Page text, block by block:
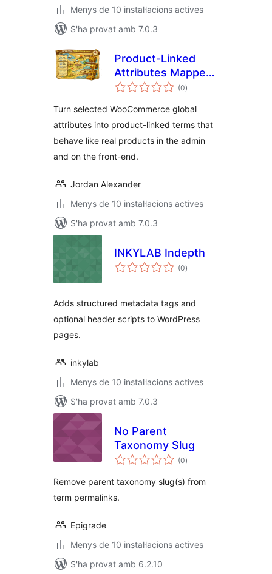
Menys de 10 instal·lacions actives
S'ha provat amb 7.0.3
Product-Linked
Attributes Mapper
for WooCommerce
(0puntuacions
totals
)
Turn selected WooCommerce global
attributes into product-linked terms that
behave like real products in the admin
and on the front-end.
Jordan Alexander
Menys de 10 instal·lacions actives
S'ha provat amb 7.0.3
INKYLAB Indepth
(0puntuacions
totals
)
Adds structured metadata tags and
optional header scripts to WordPress
pages.
inkylab
Menys de 10 instal·lacions actives
S'ha provat amb 7.0.3
No Parent
Taxonomy Slug
(0puntuacions
totals
)
Remove parent taxonomy slug(s) from
term permalinks.
Epigrade
Menys de 10 instal·lacions actives
S'ha provat amb 6.2.10